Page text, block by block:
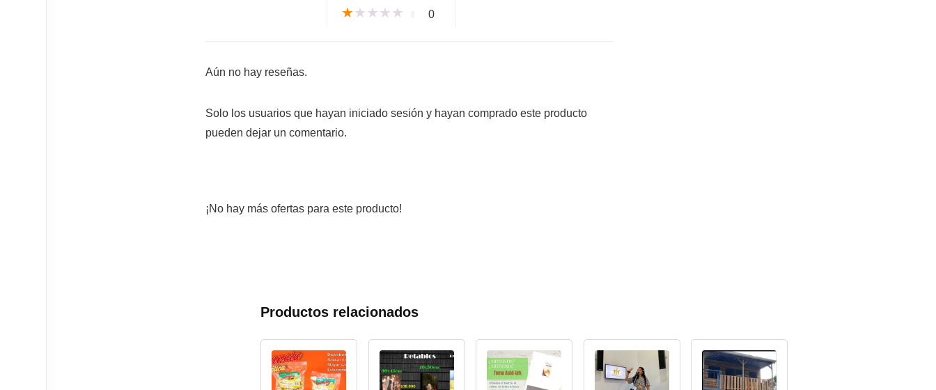
★★★★★ 0
Aún no hay reseñas.
Solo los usuarios que hayan iniciado sesión y hayan comprado este producto
pueden dejar un comentario.
¡No hay más ofertas para este producto!
Productos relacionados